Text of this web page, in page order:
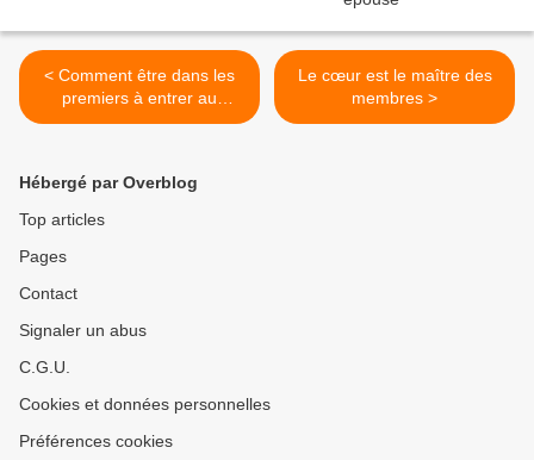
< Comment être dans les
premiers à entrer au
Paradis ?
Le cœur est le maître des
membres >
Hébergé par Overblog
Top articles
Pages
Contact
Signaler un abus
C.G.U.
Cookies et données personnelles
Préférences cookies